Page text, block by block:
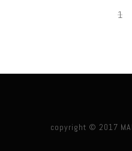
1
copyright © 2017